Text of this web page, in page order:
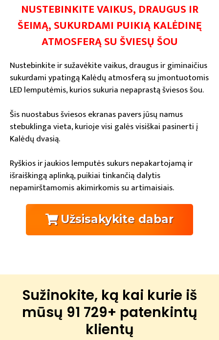
NUSTEBINKITE VAIKUS, DRAUGUS IR
ŠEIMĄ, SUKURDAMI PUIKIĄ KALĖDINĘ
ATMOSFERĄ SU ŠVIESŲ ŠOU
Nustebinkite ir sužavėkite vaikus, draugus ir giminaičius
sukurdami ypatingą Kalėdų atmosferą su įmontuotomis
LED lemputėmis, kurios sukuria nepaprastą šviesos šou.
Šis nuostabus šviesos ekranas pavers jūsų namus
stebuklinga vieta, kurioje visi galės visiškai pasinerti į
Kalėdų dvasią.
Ryškios ir jaukios lemputės sukurs nepakartojamą ir
išraiškingą aplinką, puikiai tinkančią dalytis
nepamirštamomis akimirkomis su artimaisiais.
Užsisakykite dabar
Sužinokite, ką kai kurie iš
mūsų 91 729+ patenkintų
klientų